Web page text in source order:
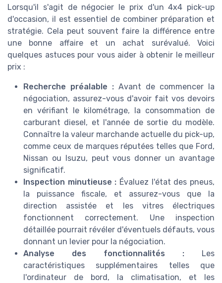
Lorsqu'il s'agit de négocier le prix d'un 4x4 pick-up
d'occasion, il est essentiel de combiner préparation et
stratégie. Cela peut souvent faire la différence entre
une bonne affaire et un achat surévalué. Voici
quelques astuces pour vous aider à obtenir le meilleur
prix :
Recherche préalable : Avant de commencer la
négociation, assurez-vous d'avoir fait vos devoirs
en vérifiant le kilométrage, la consommation de
carburant diesel, et l'année de sortie du modèle.
Connaître la valeur marchande actuelle du pick-up,
comme ceux de marques réputées telles que Ford,
Nissan ou Isuzu, peut vous donner un avantage
significatif.
Inspection minutieuse : Évaluez l'état des pneus,
la puissance fiscale, et assurez-vous que la
direction assistée et les vitres électriques
fonctionnent correctement. Une inspection
détaillée pourrait révéler d'éventuels défauts, vous
donnant un levier pour la négociation.
Analyse des fonctionnalités : Les
caractéristiques supplémentaires telles que
l'ordinateur de bord, la climatisation, et les